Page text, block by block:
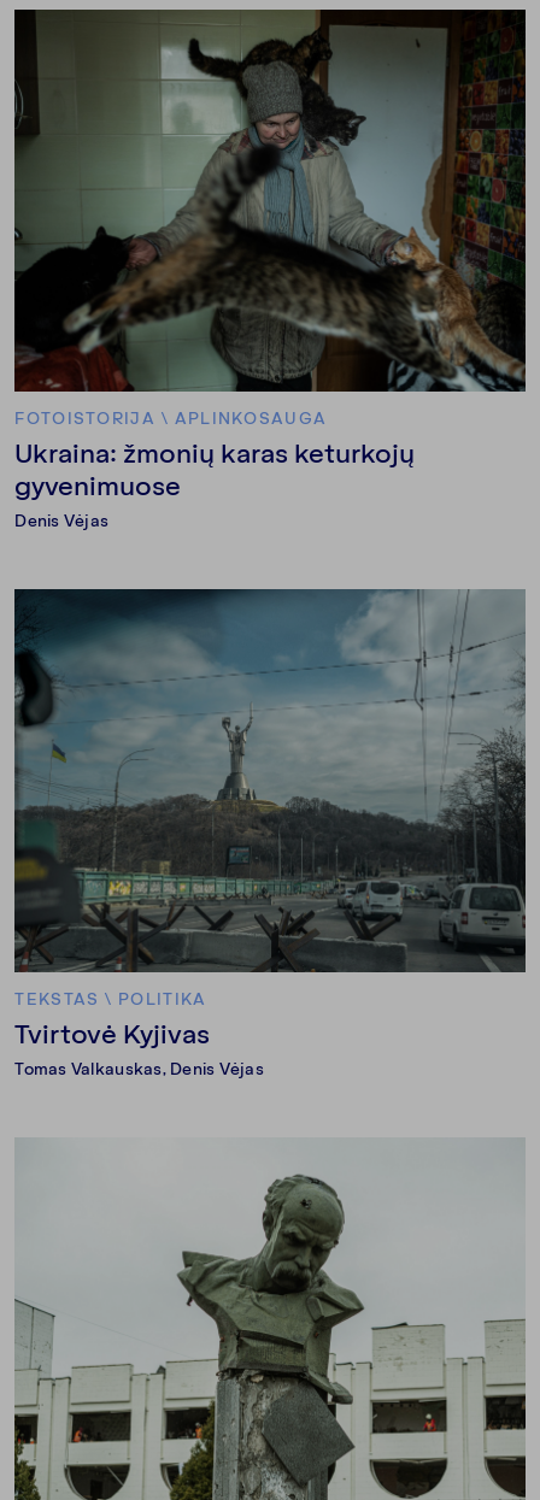
FOTOISTORIJA \ APLINKOSAUGA
Ukraina: žmonių karas keturkojų
gyvenimuose
Denis Vėjas
TEKSTAS \ POLITIKA
Tvirtovė Kyjivas
Tomas Valkauskas, Denis Vėjas